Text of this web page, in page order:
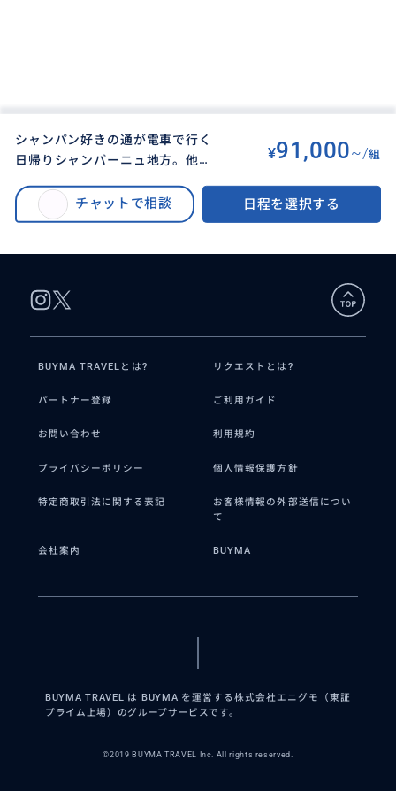
シャンパン好きの通が電車で行く
日帰りシャンパーニュ地方。他で
ス。シャンパンメゾンからレコル
タン・マニピュラン迄テーステイ
¥91,000~/組
チャットで相談 日程を選択する
シャンパン好きが電車で行く日帰りシャンパーニュ地方。他では味わえない
オリジナルなコース。シャンパンメゾンからレコルタン・マニピュラン迄テ
ーステイング。
BUYMA TRAVELとは? リクエストとは?
パートナー登録 ご利用ガイド
お問い合わせ 利用規約
プライバシーポリシー 個人情報保護方針
特定商取引法に関する表記
お客様情報の外部送信につい
て
会社案内 BUYMA
BUYMA TRAVEL は BUYMA を運営する株式会社エニグモ（東証
プライム上場）のグループサービスです。
©2019 BUYMA TRAVEL Inc. All rights reserved.